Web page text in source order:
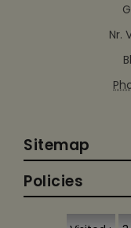
Nr.
Sitemap
Policies